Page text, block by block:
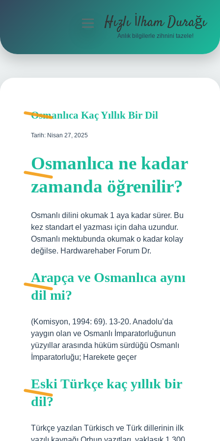
Hakkımızda
menüyüHızlı İlham Durağı
Anlık bilgilerle zihnini tazele!
Osmanlıca Kaç Yıllık Bir Dil
Tarih: Nisan 27, 2025
Osmanlıca ne kadar
zamanda öğrenilir?
Osmanlı dilini okumak 1 aya kadar sürer. Bu
kez standart el yazması için daha uzundur.
Osmanlı mektubunda okumak o kadar kolay
değilse. Hardwarehaber Forum Dr.
Arapça ve Osmanlıca aynı
dil mi?
(Komisyon, 1994: 69). 13-20. Anadolu’da
yaygın olan ve Osmanlı İmparatorluğunun
yüzyıllar arasında hüküm sürdüğü Osmanlı
İmparatorluğu; Harekete geçer
Eski Türkçe kaç yıllık bir
dil?
Türkçe yazılan Türkisch ve Türk dillerinin ilk